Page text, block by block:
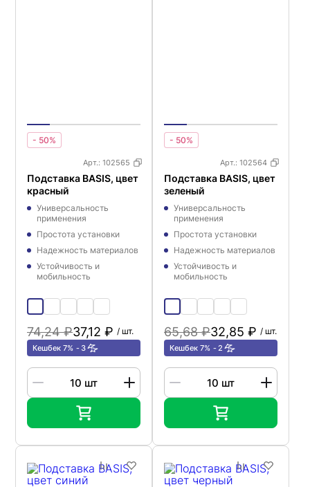
- 50%
Арт.: 102565
Подставка BASIS, цвет
красный
Универсальность
применения
Простота установки
Надежность материалов
Устойчивость и
мобильность
74,24 ₽37,12 ₽ / шт.
Кешбек 7% 3
- 50%
Арт.: 102564
Подставка BASIS, цвет
зеленый
Универсальность
применения
Простота установки
Надежность материалов
Устойчивость и
мобильность
65,68 ₽32,85 ₽ / шт.
Кешбек 7% 2